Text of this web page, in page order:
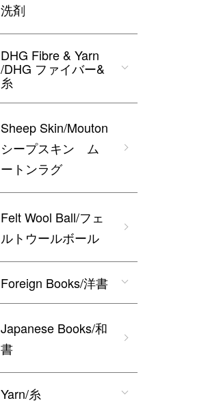
洗剤
DHG Fibre & Yarn
/DHG ファイバー&
糸
Sheep Skin/Mouton
シープスキン ム
ートンラグ
Felt Wool Ball/フェ
ルトウールボール
Foreign Books/洋書
Japanese Books/和
書
Yarn/糸